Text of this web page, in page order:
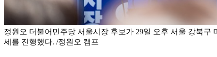
정원오 더불어민주당 서울시장 후보가 29일 오후 서울 강북구
세를 진행했다. /정원오 캠프